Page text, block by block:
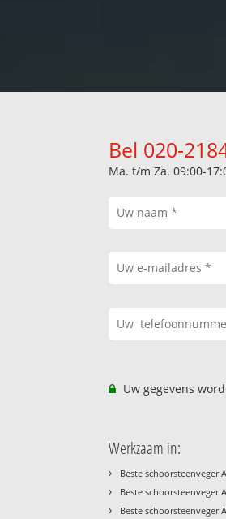
Bel 020-
Ma. t/m Za. 09:00-
Uw gegevens
Werkzaam in:
› Beste schoorsteenveger
› Beste schoorsteenveger
› Beste schoorsteenveger